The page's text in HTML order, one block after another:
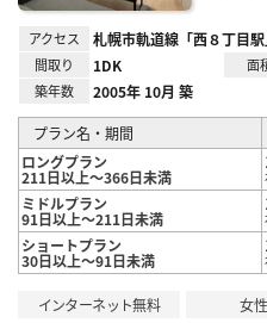
アクセス 札幌市軌道線「西８丁目
間取り 1DK 面
築年数 2005年 10月 築
プラン名・期間
ロングプラン
211日以上～366日未満
ミドルプラン
91日以上～211日未満
ショートプラン
30日以上～91日未満
インターネット無料 女